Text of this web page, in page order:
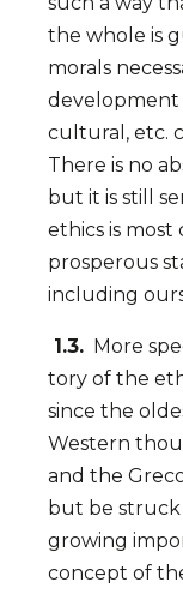
the whole is
morals
development
cultural, etc.
There is no
but it is still
ethics is
prosperous
including
1.3. More
tory of the
since the
Wes­tern
and the
but be struck
gro­wing
con­cept of